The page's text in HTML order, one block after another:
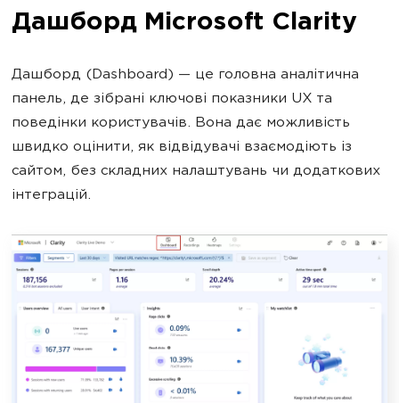
Дашборд Microsoft Clarity
Дашборд (Dashboard) — це головна аналітична
панель, де зібрані ключові показники UX та
поведінки користувачів. Вона дає можливість
швидко оцінити, як відвідувачі взаємодіють із
сайтом, без складних налаштувань чи додаткових
інтеграцій.